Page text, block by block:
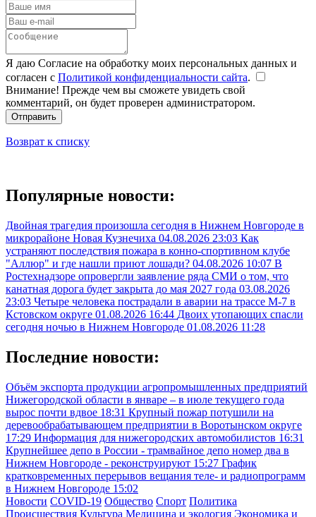
Я даю Согласие на обработку моих персональных данных и
согласен с Политикой конфиденциальности сайта.
Внимание! Прежде чем вы сможете увидеть свой
комментарий, он будет проверен администратором.
Отправить
Возврат к списку
Популярные новости:
Двойная трагедия произошла сегодня в Нижнем Новгороде в
микрорайоне Новая Кузнечиха 04.08.2026 23:03 Как
устраняют последствия пожара в конно-спортивном клубе
"Аллюр" и где нашли приют лошади? 04.08.2026 10:07 В
Ростехнадзоре опровергли заявление ряда СМИ о том, что
канатная дорога будет закрыта до мая 2027 года 03.08.2026
23:03 Четыре человека пострадали в аварии на трассе М-7 в
Кстовском округе 01.08.2026 16:44 Двоих утопающих спасли
сегодня ночью в Нижнем Новгороде 01.08.2026 11:28
Последние новости:
Объём экспорта продукции агропромышленных предприятий
Нижегородской области в январе – в июле текущего года
вырос почти вдвое 18:31 Крупный пожар потушили на
деревообрабатывающем предприятии в Воротынском округе
17:29 Информация для нижегородских автомобилистов 16:31
Крупнейшее депо в России - трамвайное депо номер два в
Нижнем Новгороде - реконструируют 15:27 График
кратковременных перерывов вещания теле- и радиопрограмм
в Нижнем Новгороде 15:02
Новости COVID-19 Общество Спорт Политика
Происшествия Культура Медицина и экология Экономика и